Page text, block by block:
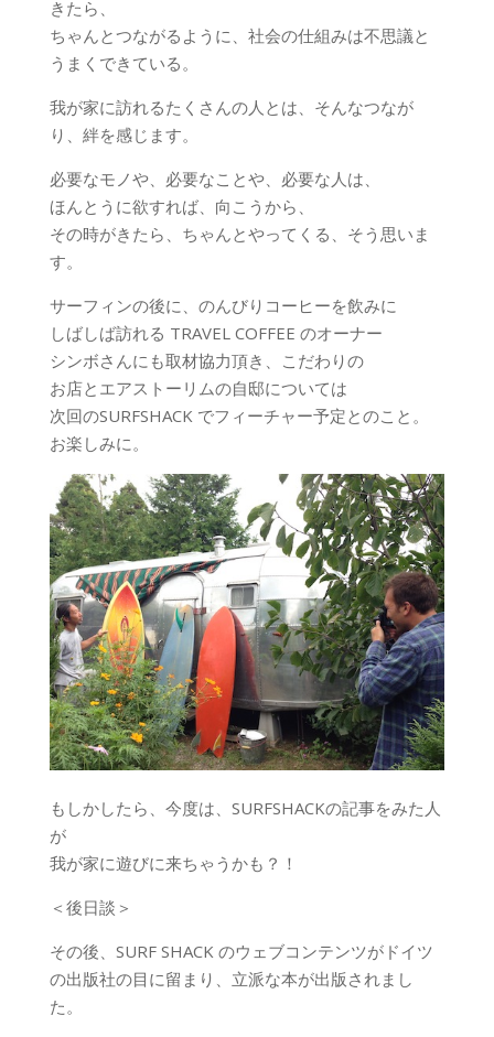
きたら、
ちゃんとつながるように、社会の仕組みは不思議と
うまくできている。
我が家に訪れるたくさんの人とは、そんなつなが
り、絆を感じます。
必要なモノや、必要なことや、必要な人は、
ほんとうに欲すれば、向こうから、
その時がきたら、ちゃんとやってくる、そう思いま
す。
サーフィンの後に、のんびりコーヒーを飲みに
しばしば訪れる TRAVEL COFFEE のオーナー
シンボさんにも取材協力頂き、こだわりの
お店とエアストーリムの自邸については
次回のSURFSHACK でフィーチャー予定とのこと。
お楽しみに。
もしかしたら、今度は、SURFSHACKの記事をみた人
が
我が家に遊びに来ちゃうかも？！
＜後日談＞
その後、SURF SHACK のウェブコンテンツがドイツ
の出版社の目に留まり、立派な本が出版されまし
た。